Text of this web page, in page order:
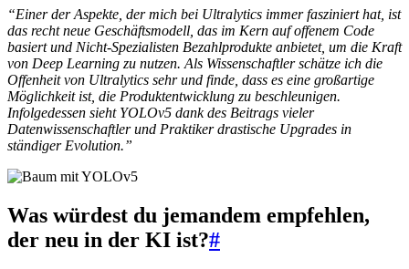
“Einer der Aspekte, der mich bei Ultralytics immer fasziniert hat, ist
das recht neue Geschäftsmodell, das im Kern auf offenem Code
basiert und Nicht-Spezialisten Bezahlprodukte anbietet, um die Kraft
von Deep Learning zu nutzen. Als Wissenschaftler schätze ich die
Offenheit von Ultralytics sehr und finde, dass es eine großartige
Möglichkeit ist, die Produktentwicklung zu beschleunigen.
Infolgedessen sieht YOLOv5 dank des Beitrags vieler
Datenwissenschaftler und Praktiker drastische Upgrades in
ständiger Evolution.”
Was würdest du jemandem empfehlen,
der neu in der KI ist?#